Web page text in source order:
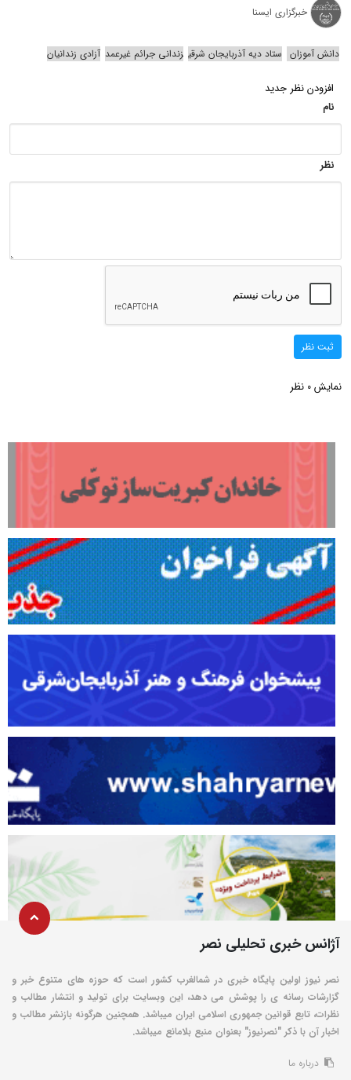
خبرگزاری ایسنا
دانش‌ آموزان ستاد دیه آذربایجان شرقی زندانی جرائم غیرعمد آزادی زندانیان
افزودن نظر جدید
نام
نظر
ثبت نظر
نمایش 0 نظر
آژانس خبری تحلیلی نصر
نصر نیوز اولین پایگاه خبری در شمالغرب کشور است که حوزه های متنوع خبر و
گزارشات رسانه ی را پوشش می دهد، این وبسایت برای تولید و انتشار مطالب و
نظرات، تابع قوانین جمهوری اسلامی ایران میباشد. همچنین هرگونه بازنشر مطالب و
اخبار آن با ذکر "نصرنیوز" بعنوان منبع بلامانع میباشد.
درباره ما